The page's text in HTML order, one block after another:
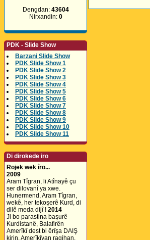
Dengdan: 43604
Nirxandin: 0
PDK - Slide Show
Barzani Slide Show
PDK Slide Show 1
PDK Slide Show 2
PDK Slide Show 3
PDK Slide Show 4
PDK Slide Show 5
PDK Slide Show 6
PDK Slide Show 7
PDK Slide Show 8
PDK Slide Show 9
PDK Slide Show 10
PDK Slide Show 11
Di dirokede iro
Rojek wek îro...
2009
Aram Tîgran, li Atînayê çu
ser dilovanî ya xwe.
Hunermend, Aram Tîgran,
wekê, her tekoşerê Kurd, di
dilê meda dijî ! 2014
Ji bo parastina başurê
Kurdistanê, Balafirên
Amerîkî dest bi êrîşa DAIŞ
kirin, Amerîkîyan ragihan,